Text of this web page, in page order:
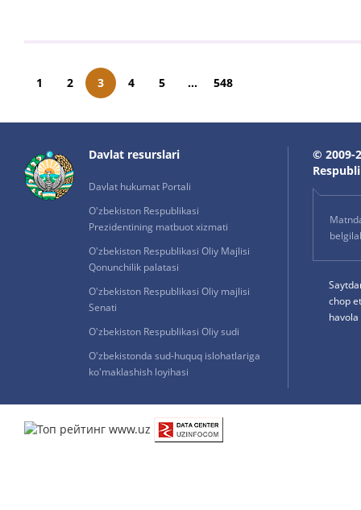
1 2 3 4 5 ... 548
Davlat resurslari
Davlat hukumat Portali
O'zbekiston Respublikasi
Prezidentining matbuot xizmati
O'zbekiston Respublikasi Oliy Majlisi
Qonunchilik palatasi
O'zbekiston Respublikasi Oliy majlisi
Senati
O'zbekiston Respublikasi Oliy sudi
O'zbekistonda sud-huquq islohatlariga
ko'maklashish loyihasi
© 2009-
chop